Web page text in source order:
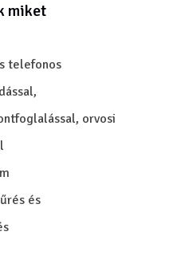
miket
telefonos
orvosi
és